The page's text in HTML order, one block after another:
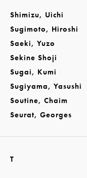
Shimizu, Uichi
Sugimoto, Hiroshi
Saeki, Yuzo
Sekine Shoji
Sugai, Kumi
Sugiyama, Yasushi
Soutine, Chaim
Seurat, Georges
T